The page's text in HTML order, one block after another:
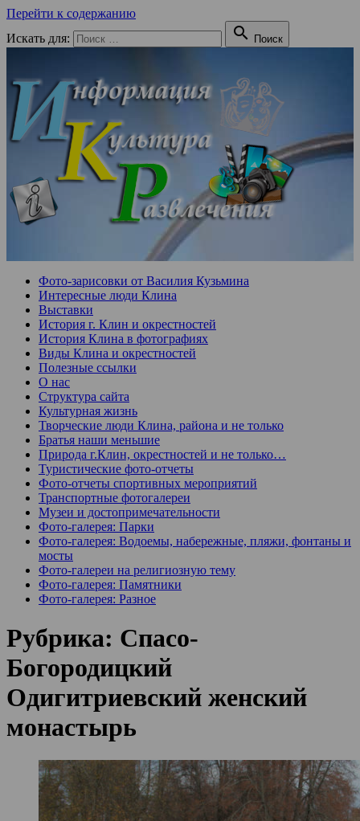
Перейти к содержанию
Искать для:
 Поиск
Фото-зарисовки от Василия Кузьмина
Интересные люди Клина
Выставки
История г. Клин и окрестностей
История Клина в фотографиях
Виды Клина и окрестностей
Полезные ссылки
О нас
Структура сайта
Культурная жизнь
Творческие люди Клина, района и не только
Братья наши меньшие
Природа г.Клин, окрестностей и не только…
Туристические фото-отчеты
Фото-отчеты спортивных мероприятий
Транспортные фотогалереи
Музеи и достопримечательности
Фото-галерея: Парки
Фото-галерея: Водоемы, набережные, пляжи, фонтаны и
мосты
Фото-галереи на религиозную тему
Фото-галерея: Памятники
Фото-галерея: Разное
Рубрика: Спасо-
Богородицкий
Одигитриевский женский
монастырь